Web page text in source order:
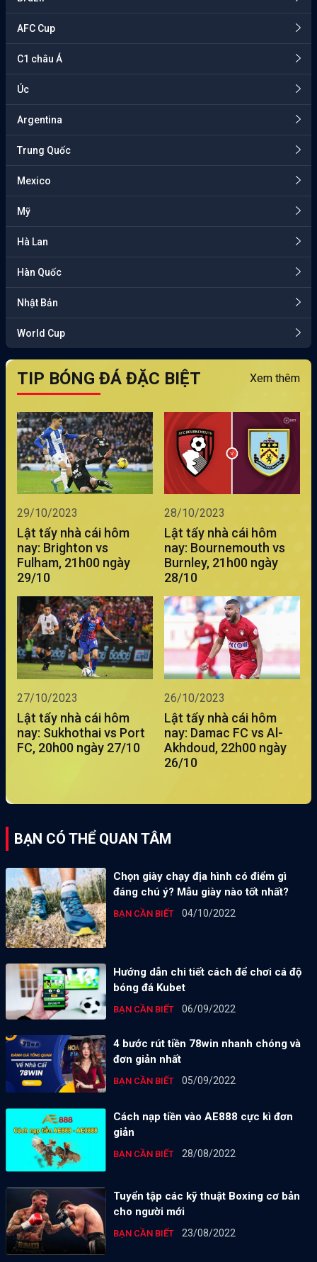
AFC Cup
C1 châu Á
Úc
Argentina
Trung Quốc
Mexico
Mỹ
Hà Lan
Hàn Quốc
Nhật Bản
World Cup
TIP BÓNG ĐÁ ĐẶC BIỆT Xem thêm
29/10/2023
Lật tẩy nhà cái hôm
nay: Brighton vs
Fulham, 21h00 ngày
29/10
28/10/2023
Lật tẩy nhà cái hôm
nay: Bournemouth vs
Burnley, 21h00 ngày
28/10
27/10/2023
Lật tẩy nhà cái hôm
nay: Sukhothai vs Port
FC, 20h00 ngày 27/10
26/10/2023
Lật tẩy nhà cái hôm
nay: Damac FC vs Al-
Akhdoud, 22h00 ngày
26/10
BẠN CÓ THỂ QUAN TÂM
Chọn giày chạy địa hình có điểm gì
đáng chú ý? Mẫu giày nào tốt nhất?
BẠN CẦN BIẾT 04/10/2022
Hướng dẫn chi tiết cách để chơi cá độ
bóng đá Kubet
BẠN CẦN BIẾT 06/09/2022
4 bước rút tiền 78win nhanh chóng và
đơn giản nhất
BẠN CẦN BIẾT 05/09/2022
Cách nạp tiền vào AE888 cực kì đơn
giản
BẠN CẦN BIẾT 28/08/2022
Tuyển tập các kỹ thuật Boxing cơ bản
cho người mới
BẠN CẦN BIẾT 23/08/2022